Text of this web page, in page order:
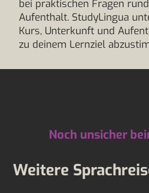
bei praktischen Fragen
Aufenthalt. StudyLingua
Kurs, Unterkunft und
zu deinem Lernziel
Noch unsicher
Weitere